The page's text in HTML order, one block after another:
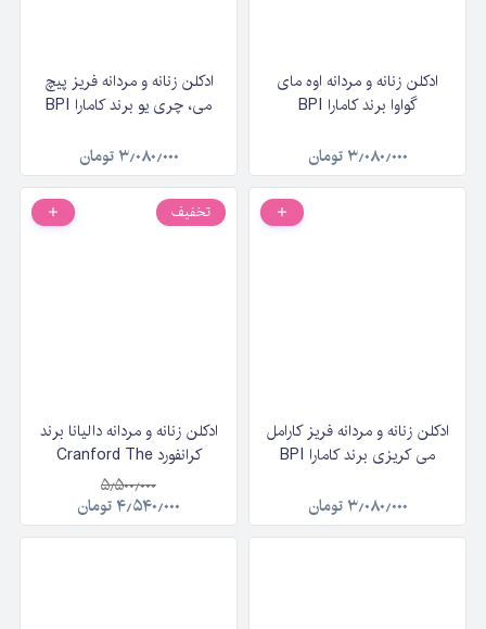
ادکلن زنانه و مردانه اوه مای
گواوا برند کامارا BPI
GUAVA حجم ۹۰ میلی‌لیتر۳٫۰۸۰٫۰۰۰تومان
ادکلن زنانه و مردانه فریز پیچ
می، چری یو برند کامارا BPI
میلی‌لیتر
۳٫۰۸۰٫۰۰۰تومان
ادکلن زنانه و مردانه فریز کارامل
می کریزی برند کامارا BPI
CARAMEL ME CRAZY
حجم ۹۰ میلی‌لیتر
۳٫۰۸۰٫۰۰۰تومان
تخفیف
ادکلن زنانه و مردانه دالیانا برند
کرانفورد Cranford The
میلی‌لیتر
۵٫۵۰۰٫۰۰۰
۴٫۵۴۰٫۰۰۰تومان